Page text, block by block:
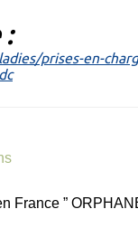
:
prises-en-
France ”